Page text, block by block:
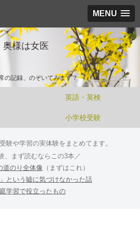
MENU
奥様は女医
の記録、のぞいてみます？
英語・英検
小学校受験
験や学習の実体験をまとめてます。
、まず読むならこの3本／
道のり全体像 （まずはこれ）
」という嘘に気づけなかった話
学習で役立ったもの